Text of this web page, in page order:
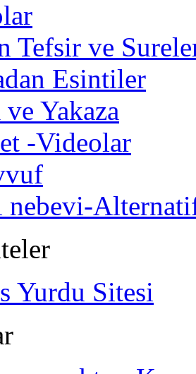
Tefsir ve
Esintiler
Yakaza
-Videolar
nebevi-
Yurdu Sitesi